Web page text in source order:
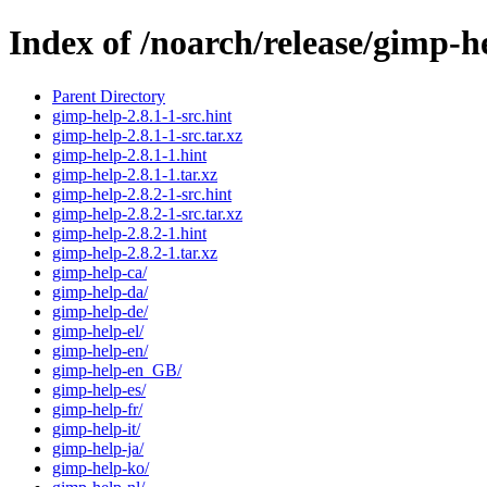
Index of /noarch/release/gimp-
Parent Directory
gimp-help-2.8.1-1-src.hint
gimp-help-2.8.1-1-src.tar.xz
gimp-help-2.8.1-1.hint
gimp-help-2.8.1-1.tar.xz
gimp-help-2.8.2-1-src.hint
gimp-help-2.8.2-1-src.tar.xz
gimp-help-2.8.2-1.hint
gimp-help-2.8.2-1.tar.xz
gimp-help-ca/
gimp-help-da/
gimp-help-de/
gimp-help-el/
gimp-help-en/
gimp-help-en_GB/
gimp-help-es/
gimp-help-fr/
gimp-help-it/
gimp-help-ja/
gimp-help-ko/